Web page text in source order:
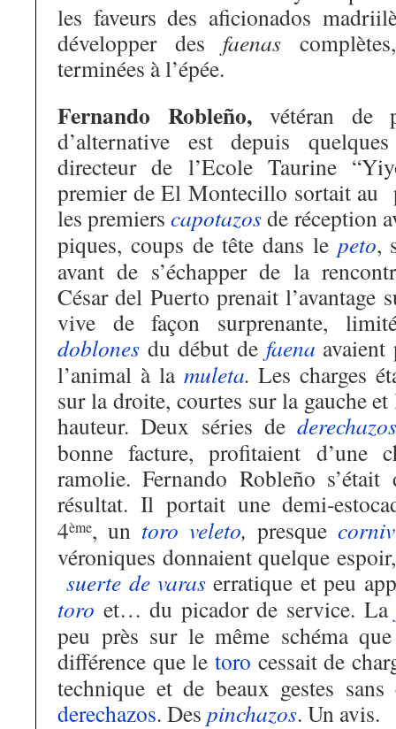
les faveurs des aficionados
développer des faenas
terminées à l’épée.
Fernando Robleño, vétéran de
d’alternative est depuis
directeur de l’Ecole Taurine
premier de El Montecillo sortait au
les premierscapotazosde réception
piques, coups de tête dans le peto,
avant de s’échapper de la
César del Puerto prenait l’avantage
vive de façon surprenante,
doblones du début de faena avaient
l’animal à la muleta.Les charges
sur la droite, courtes sur la gauche
hauteur. Deux séries de derechazos
bonne facture, profitaient d’une
ramolie. Fernando Robleño
résultat. Il portait une demi-
4ème, un toro veleto, presque
véroniques donnaient quelque
suerte de varas erratique et peu
toro et… du picador de service. La
peu près sur le même schéma
différence que le toro cessait de
technique et de beaux gestes
derechazos. Des pinchazos. Un avis.